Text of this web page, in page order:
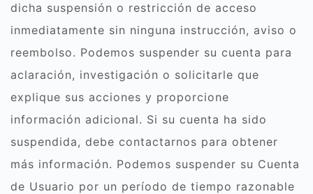
dicha suspensión o restricción de acceso
inmediatamente sin ninguna instrucción, aviso o
reembolso. Podemos suspender su cuenta para
aclaración, investigación o solicitarle que
explique sus acciones y proporcione
información adicional. Si su cuenta ha sido
suspendida, debe contactarnos para obtener
más información. Podemos suspender su Cuenta
de Usuario por un período de tiempo razonable